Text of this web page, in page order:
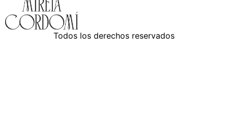
Todos los derechos reservados